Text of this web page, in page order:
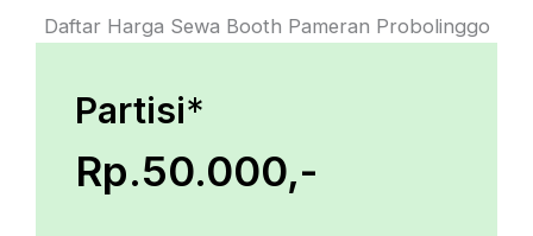
Daftar Harga Sewa Booth Pameran Probolinggo
Partisi*
Rp.50.000,-